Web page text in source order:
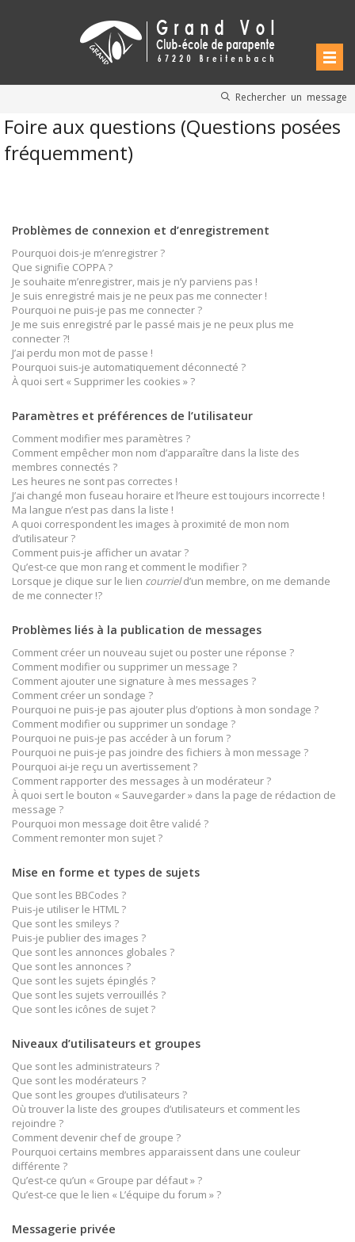
Rechercher un message
Foire aux questions (Questions posées
fréquemment)
Problèmes de connexion et d’enregistrement
Pourquoi dois-je m’enregistrer ?
Que signifie COPPA ?
Je souhaite m’enregistrer, mais je n’y parviens pas !
Je suis enregistré mais je ne peux pas me connecter !
Pourquoi ne puis-je pas me connecter ?
Je me suis enregistré par le passé mais je ne peux plus me
connecter ?!
J’ai perdu mon mot de passe !
Pourquoi suis-je automatiquement déconnecté ?
À quoi sert « Supprimer les cookies » ?
Paramètres et préférences de l’utilisateur
Comment modifier mes paramètres ?
Comment empêcher mon nom d’apparaître dans la liste des
membres connectés ?
Les heures ne sont pas correctes !
J’ai changé mon fuseau horaire et l’heure est toujours incorrecte !
Ma langue n’est pas dans la liste !
A quoi correspondent les images à proximité de mon nom
d’utilisateur ?
Comment puis-je afficher un avatar ?
Qu’est-ce que mon rang et comment le modifier ?
Lorsque je clique sur le lien courrield’un membre, on me demande
de me connecter !?
Problèmes liés à la publication de messages
Comment créer un nouveau sujet ou poster une réponse ?
Comment modifier ou supprimer un message ?
Comment ajouter une signature à mes messages ?
Comment créer un sondage ?
Pourquoi ne puis-je pas ajouter plus d’options à mon sondage ?
Comment modifier ou supprimer un sondage ?
Pourquoi ne puis-je pas accéder à un forum ?
Pourquoi ne puis-je pas joindre des fichiers à mon message ?
Pourquoi ai-je reçu un avertissement ?
Comment rapporter des messages à un modérateur ?
À quoi sert le bouton « Sauvegarder » dans la page de rédaction de
message ?
Pourquoi mon message doit être validé ?
Comment remonter mon sujet ?
Mise en forme et types de sujets
Que sont les BBCodes ?
Puis-je utiliser le HTML ?
Que sont les smileys ?
Puis-je publier des images ?
Que sont les annonces globales ?
Que sont les annonces ?
Que sont les sujets épinglés ?
Que sont les sujets verrouillés ?
Que sont les icônes de sujet ?
Niveaux d’utilisateurs et groupes
Que sont les administrateurs ?
Que sont les modérateurs ?
Que sont les groupes d’utilisateurs ?
Où trouver la liste des groupes d’utilisateurs et comment les
rejoindre ?
Comment devenir chef de groupe ?
Pourquoi certains membres apparaissent dans une couleur
différente ?
Qu’est-ce qu’un « Groupe par défaut » ?
Qu’est-ce que le lien « L’équipe du forum » ?
Messagerie privée